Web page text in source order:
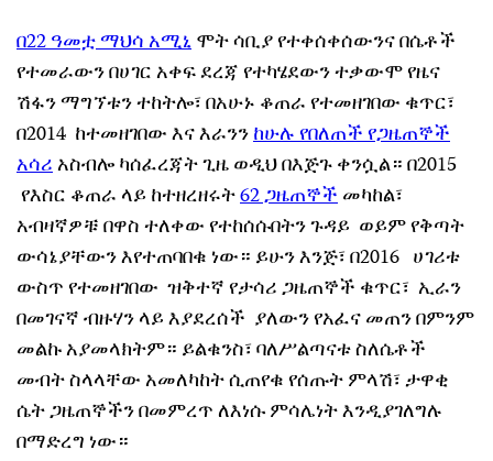
በ22 ዓመቷ ማህሳ አሚኒሞት ሳቢያ የተቀሰቀሰውንና በሴቶች
የተመራውን በሀገር አቀፍ ደረጃ የተካሄደውን ተቃውሞ የዜና
ሽፋን ማግኘቱን ተከትሎ፣ በአሁኑ ቆጠራ የተመዘገበው ቁጥር፣
በ2014 ከተመዘገበው እና እራንንከሁሉ የበለጠች የጋዜጠኞች
አሳሪአስብሎ ካሰፈረጃት ጊዜ ወዲህ በእጅጉ ቀንሷል። በ2015
የእስር ቆጠራ ላይ ከተዘረዘሩት62 ጋዜጠኞችመካከል፣
አብዛኛዎቹ በዋስ ተለቀው የተከሰሱበትን ጉዳይ ወይም የቅጣት
ውሳኔያቸውን እየተጠባበቁ ነው። ይሁን እንጅ፣ በ2016 ሀገሪቱ
ውስጥ የተመዘገበው ዝቅተኛ የታሳሪ ጋዜጠኞች ቁጥር፣ ኢራን
በመገናኛ ብዙሃን ላይ እያደረሰች ያለውን የአፈና መጠን በምንም
መልኩ አያመላክትም። ይልቁንስ፣ ባለሥልጣናቱ ስለሴቶች
መብት ስላላቸው አመለካከት ሲጠየቁ የሰጡት ምላሽ፣ ታዋቂ
ሴት ጋዜጠኞችን በመምረጥ ለእነሱ ምሳሌነት እንዲያገለግሉ
በማድረግ ነው።